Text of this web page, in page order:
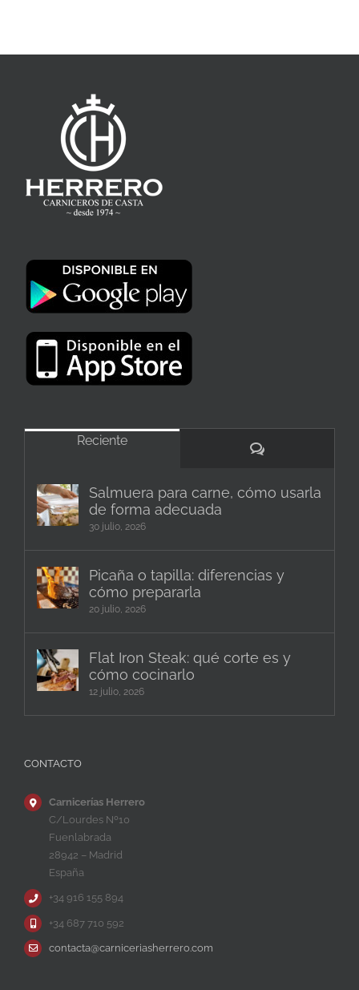
Reciente
Comentarios
Salmuera para carne, cómo usarla
de forma adecuada
30 julio, 2026
Picaña o tapilla: diferencias y
cómo prepararla
20 julio, 2026
Flat Iron Steak: qué corte es y
cómo cocinarlo
12 julio, 2026
CONTACTO
Carnicerías Herrero
C/Lourdes Nº10
Fuenlabrada
28942 – Madrid
España
+34 916 155 894
+34 687 710 592
contacta@carniceriasherrero.com